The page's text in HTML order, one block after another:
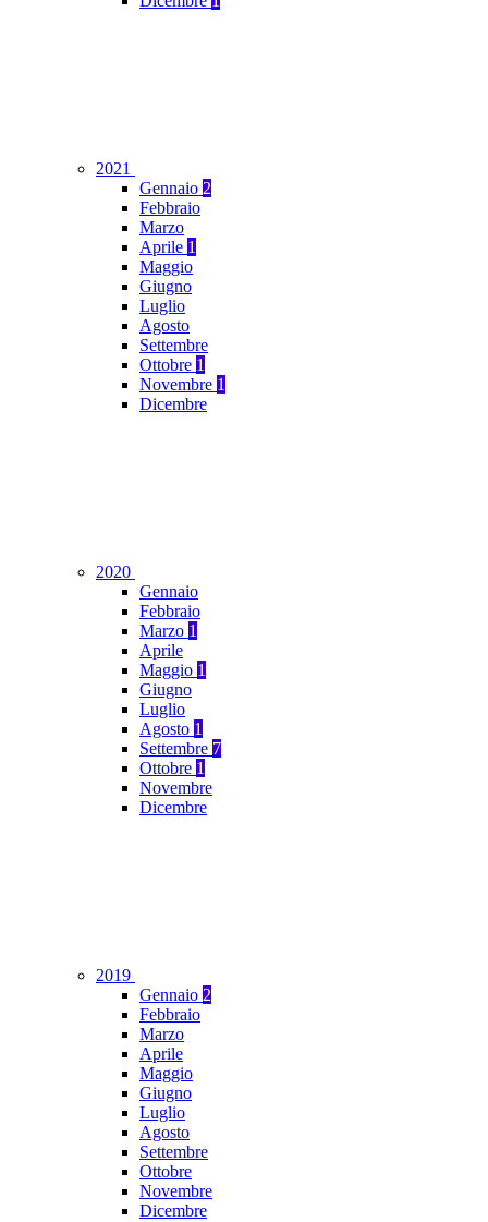
2021
Gennaio 2
Febbraio
Marzo
Aprile 1
Maggio
Giugno
Luglio
Agosto
Settembre
Ottobre 1
Novembre 1
Dicembre
2020
Gennaio
Febbraio
Marzo 1
Aprile
Maggio 1
Giugno
Luglio
Agosto 1
Settembre 7
Ottobre 1
Novembre
Dicembre
2019
Gennaio 2
Febbraio
Marzo
Aprile
Maggio
Giugno
Luglio
Agosto
Settembre
Ottobre
Novembre
Dicembre